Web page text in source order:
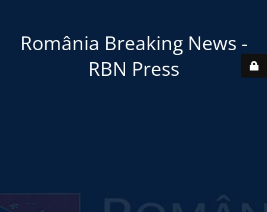
România Breaking News -
RBN Press